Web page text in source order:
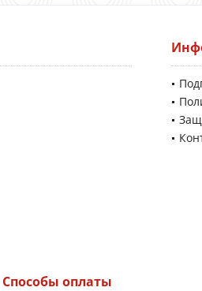
Способы оплаты